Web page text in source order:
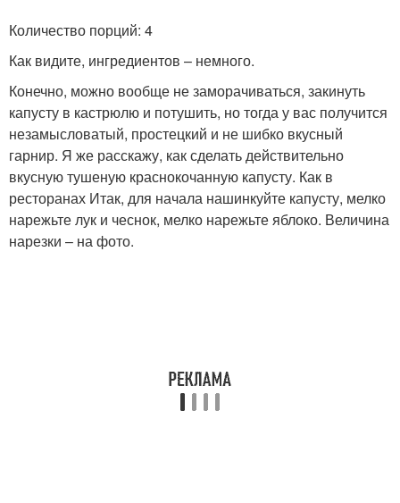
Количество порций: 4
Как видите, ингредиентов – немного.
Конечно, можно вообще не заморачиваться, закинуть
капусту в кастрюлю и потушить, но тогда у вас получится
незамысловатый, простецкий и не шибко вкусный
гарнир. Я же расскажу, как сделать действительно
вкусную тушеную краснокочанную капусту. Как в
ресторанах Итак, для начала нашинкуйте капусту, мелко
нарежьте лук и чеснок, мелко нарежьте яблоко. Величина
нарезки – на фото.